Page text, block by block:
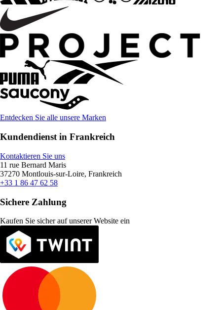
Entdecken Sie alle unsere Marken
Kundendienst in Frankreich
Kontaktieren Sie uns
11 rue Bernard Maris
37270 Montlouis-sur-Loire, Frankreich
+33 1 86 47 62 58
Sichere Zahlung
Kaufen Sie sicher auf unserer Website ein